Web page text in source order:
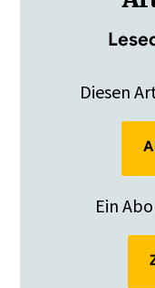
Diesen
Ein